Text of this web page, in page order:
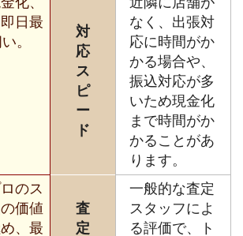
日最
。
対
応
ス
ピ
ー
ド
なく、出張対
応に時間がか
かる場合や、
振込対応が多
いため現金化
まで時間がか
かることがあ
ります。
のス
価値
、最
査
定
一般的な査定
スタッフによ
る評価で、ト